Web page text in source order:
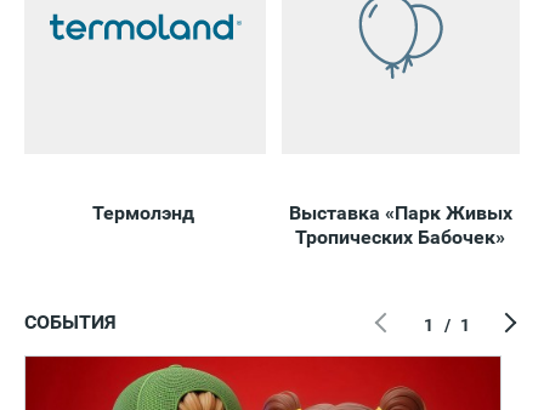
Термолэнд
Выставка «Парк Живых
Тропических Бабочек»
СОБЫТИЯ 1 / 1